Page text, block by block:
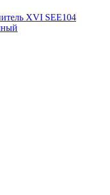
XVI SEE104